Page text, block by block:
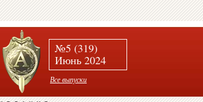
№5 (319)
Июнь 2024
Все выпуски